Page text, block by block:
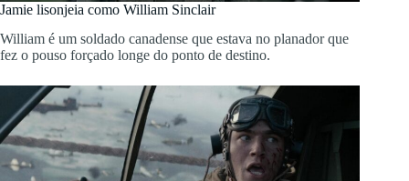
Jamie lisonjeia como William Sinclair
William é um soldado canadense que estava no planador que
fez o pouso forçado longe do ponto de destino.